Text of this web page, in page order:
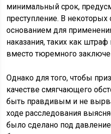
минимальный срок,
преступление. В некоторых
основанием для
наказания, таких как
вместо тюремного
Однако для того, чтобы
качестве смягчающего
быть правдивым и не
ходе расследования
было сделано под